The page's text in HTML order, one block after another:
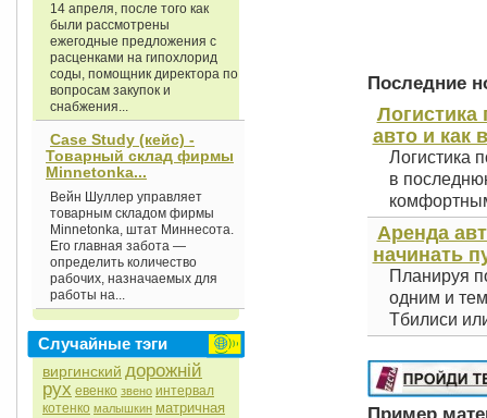
14 апреля, после того как
были рассмотрены
ежегодные предложения с
расценками на гипохлорид
соды, помощник директора по
вопросам закупок и
снабжения...
Case Study (кейс) -
Товарный склад фирмы
Minnetonka...
Вейн Шуллер управляет
товарным складом фирмы
Minnetonka, штат Миннесота.
Его главная забота —
определить количество
рабочих, назначаемых для
работы на...
Случайные тэги
виргинский дорожній
рух евенко звено интервал
котенко малышкин матричная
Последние
Логистика
авто и как
Логистика
в
Аренда
начинать
Планируя
одним и
Тбилиси